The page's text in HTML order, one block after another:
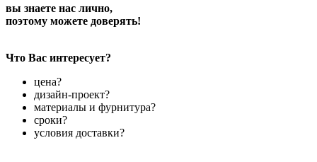
вы знаете нас лично,
поэтому можете доверять!
Что Вас интересует?
цена?
дизайн-проект?
материалы и фурнитура?
сроки?
условия доставки?